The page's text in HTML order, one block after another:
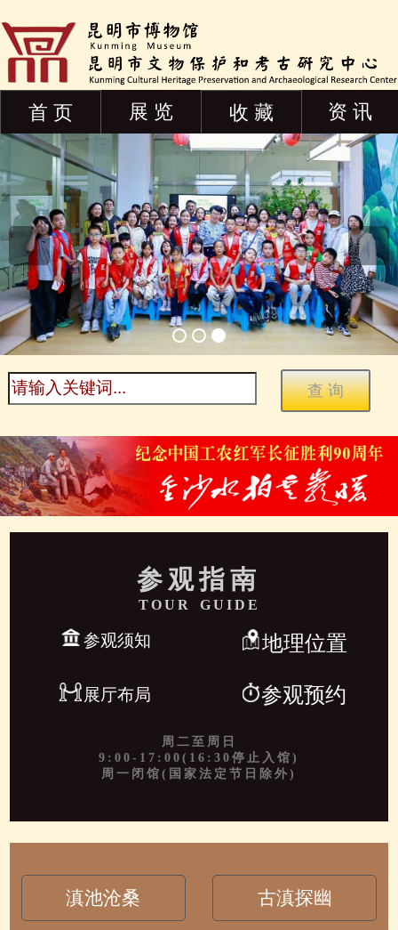
首 页 展 览 收 藏 资 讯
参观指南
TOUR GUIDE
参观须知 地理位置
展厅布局 参观预约
周二至周日
9:00-17:00(16:30停止入馆)
周一闭馆(国家法定节日除外)
滇池沧桑 古滇探幽